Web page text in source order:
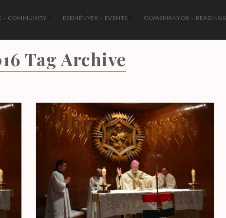
Katolikus Közösség
– COMMUNITY ESEMÉNYEK – EVENTS OLVASMÁNYOK – READINGS
Tag Archive